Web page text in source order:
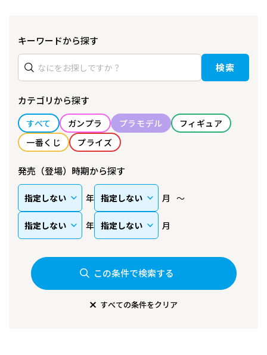
キーワードから探す
検索
カテゴリから探す
すべて ガンプラ プラモデル
フィギュア
一番くじ
プライズ
発売（登場）時期から探す
年 月
年 月
この条件で検索する
すべての条件をクリア